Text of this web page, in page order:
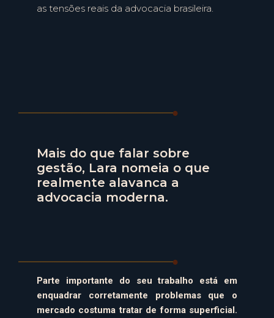
as tensões reais da advocacia brasileira.
Mais do que falar sobre
gestão, Lara nomeia o que
realmente alavanca a
advocacia moderna.
Parte importante do seu trabalho está em
enquadrar corretamente problemas que o
mercado costuma tratar de forma superficial.